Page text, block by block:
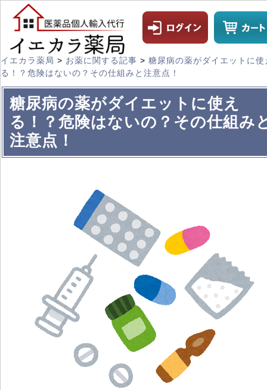
イエカラ薬局 > お薬に関する記事 > 糖尿病の薬がダイエットに使
る！？危険はないの？その仕組みと注意点！
糖尿病の薬がダイエットに使え
る！？危険はないの？その仕組み
注意点！